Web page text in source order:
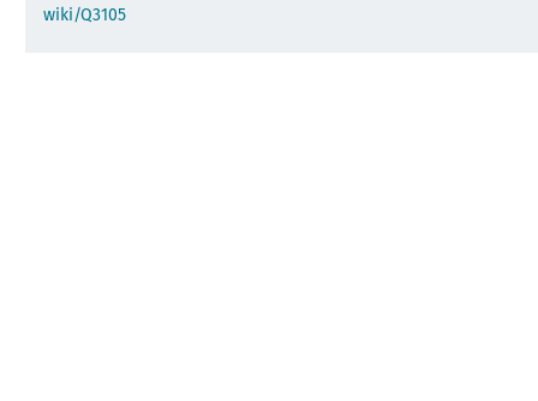
wiki/Q3105